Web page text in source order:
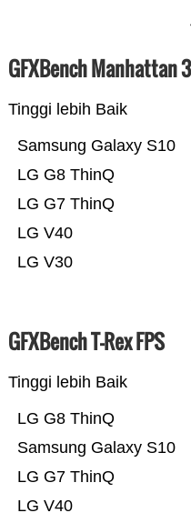
GFXBench Manhattan
Tinggi lebih Baik
LG V30
LG V40
LG G7 ThinQ
LG G8 ThinQ
Samsung Galaxy S10
GFXBench T-Rex FPS
Tinggi lebih Baik
LG V40
LG G7 ThinQ
Samsung Galaxy S10
LG G8 ThinQ